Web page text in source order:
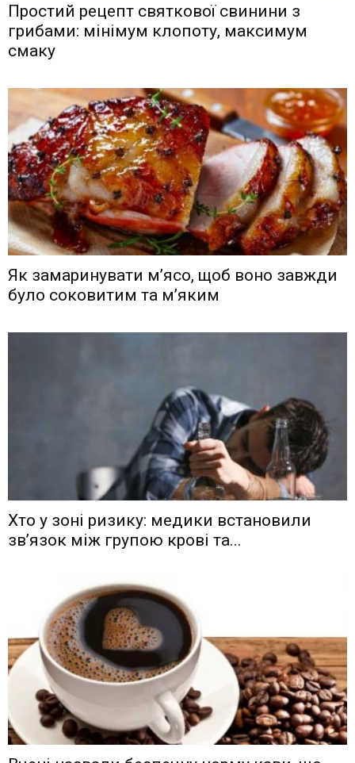
Простий рецепт святкової свинини з
грибами: мінімум клопоту, максимум
смаку
Як замаринувати м’ясо, щоб воно завжди
було соковитим та м’яким
Хто у зоні ризику: медики встановили
зв’язок між групою крові та...